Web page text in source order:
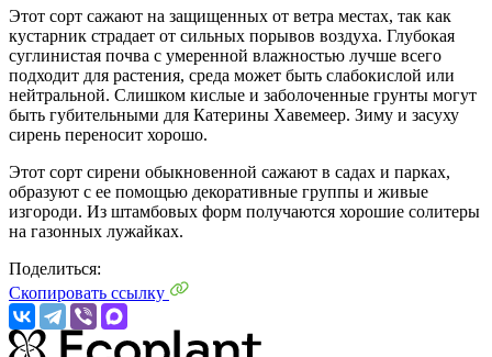
Этот сорт сажают на защищенных от ветра местах, так как
кустарник страдает от сильных порывов воздуха. Глубокая
суглинистая почва с умеренной влажностью лучше всего
подходит для растения, среда может быть слабокислой или
нейтральной. Слишком кислые и заболоченные грунты могут
быть губительными для Катерины Хавемеер. Зиму и засуху
сирень переносит хорошо.
Этот сорт сирени обыкновенной сажают в садах и парках,
образуют с ее помощью декоративные группы и живые
изгороди. Из штамбовых форм получаются хорошие солитеры
на газонных лужайках.
Поделиться:
Скопировать ссылку